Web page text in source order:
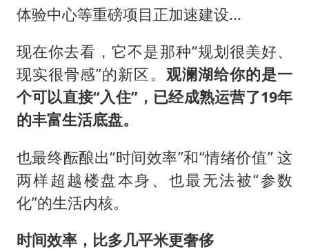
体验中心等重磅项目正加速建设...
现在你去看，它不是那种“规划很美好、
现实很骨感”的新区。 观澜湖给你的是一
个可以直接“入住”，已经成熟运营了19年
的丰富生活底盘。
也最终酝酿出“时间效率”和“情绪价值” 这
两样超越楼盘本身、也最无法被“参数
化”的生活内核。
时间效率，比多几平米更奢侈